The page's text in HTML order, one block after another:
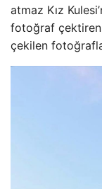
atmaz Kız
fotoğraf çektiren
çekilen